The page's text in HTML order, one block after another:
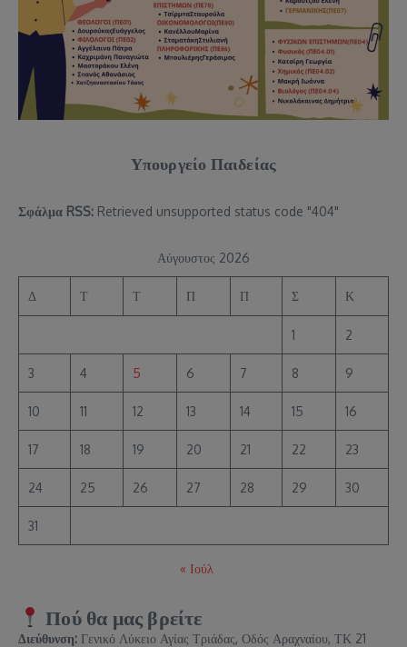
Υπουργείο Παιδείας
Σφάλμα RSS: Retrieved unsupported status code "404"
Αύγουστος 2026
Δ Τ Τ Π Π Σ Κ
1 2
3 4 5 6 7 8 9
10 11 12 13 14 15 16
17 18 19 20 21 22 23
24 25 26 27 28 29 30
31
« Ιούλ
Πού θα μας βρείτε
Διεύθυνση: Γενικό Λύκειο Αγίας Τριάδας, Οδός Αραχναίου, ΤΚ 21